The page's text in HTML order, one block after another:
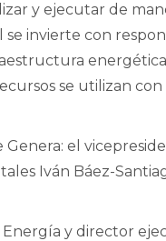
y ejecutar de
invierte con
se utilizan con
el
Iván Báez-
y director